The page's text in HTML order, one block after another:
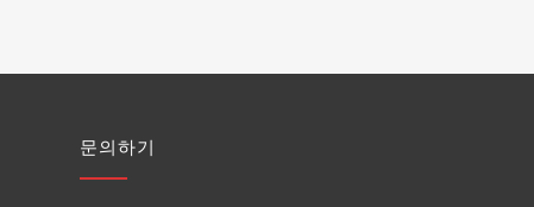
문의하기